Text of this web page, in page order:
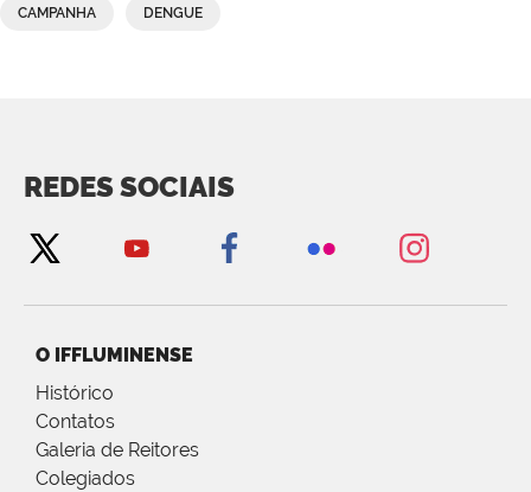
CAMPANHA DENGUE
REDES SOCIAIS
O IFFLUMINENSE
Histórico
Contatos
Galeria de Reitores
Colegiados